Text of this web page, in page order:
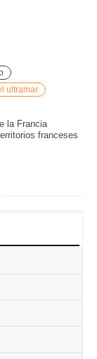
ultramar
la Francia
franceses